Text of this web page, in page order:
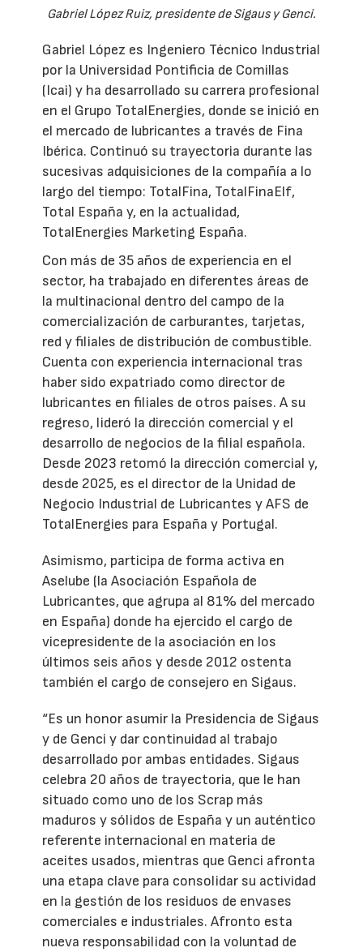
Gabriel López Ruiz, presidente de Sigaus y Genci.
Gabriel López es Ingeniero Técnico Industrial
por la Universidad Pontificia de Comillas
(Icai) y ha desarrollado su carrera profesional
en el Grupo TotalEnergies, donde se inició en
el mercado de lubricantes a través de Fina
Ibérica. Continuó su trayectoria durante las
sucesivas adquisiciones de la compañía a lo
largo del tiempo: TotalFina, TotalFinaElf,
Total España y, en la actualidad,
TotalEnergies Marketing España.
Con más de 35 años de experiencia en el
sector, ha trabajado en diferentes áreas de
la multinacional dentro del campo de la
comercialización de carburantes, tarjetas,
red y filiales de distribución de combustible.
Cuenta con experiencia internacional tras
haber sido expatriado como director de
lubricantes en filiales de otros países. A su
regreso, lideró la dirección comercial y el
desarrollo de negocios de la filial española.
Desde 2023 retomó la dirección comercial y,
desde 2025, es el director de la Unidad de
Negocio Industrial de Lubricantes y AFS de
TotalEnergies para España y Portugal.
Asimismo, participa de forma activa en
Aselube (la Asociación Española de
Lubricantes, que agrupa al 81% del mercado
en España) donde ha ejercido el cargo de
vicepresidente de la asociación en los
últimos seis años y desde 2012 ostenta
también el cargo de consejero en Sigaus.
“Es un honor asumir la Presidencia de Sigaus
y de Genci y dar continuidad al trabajo
desarrollado por ambas entidades. Sigaus
celebra 20 años de trayectoria, que le han
situado como uno de los Scrap más
maduros y sólidos de España y un auténtico
referente internacional en materia de
aceites usados, mientras que Genci afronta
una etapa clave para consolidar su actividad
en la gestión de los residuos de envases
comerciales e industriales. Afronto esta
nueva responsabilidad con la voluntad de